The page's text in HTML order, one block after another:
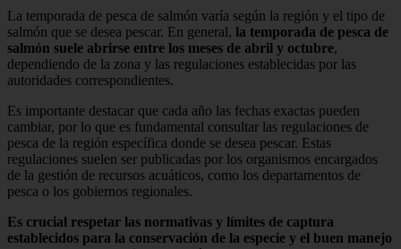
La temporada de pesca de salmón varía según la región y el tipo de
salmón que se desea pescar. En general, la temporada de pesca de
salmón suele abrirse entre los meses de abril y octubre,
dependiendo de la zona y las regulaciones establecidas por las
autoridades correspondientes.
Es importante destacar que cada año las fechas exactas pueden
cambiar, por lo que es fundamental consultar las regulaciones de
pesca de la región específica donde se desea pescar. Estas
regulaciones suelen ser publicadas por los organismos encargados
de la gestión de recursos acuáticos, como los departamentos de
pesca o los gobiernos regionales.
Es crucial respetar las normativas y límites de captura
establecidos para la conservación de la especie y el buen manejo